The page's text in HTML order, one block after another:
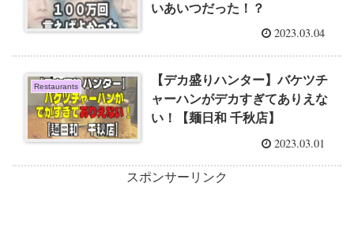
いあいつだった！？
2023.03.04
Restaurants
【デカ盛りハンター】バケツチ
ャーハンがデカすぎてありえな
い！【麺日和 千秋店】
2023.03.01
スポンサーリンク